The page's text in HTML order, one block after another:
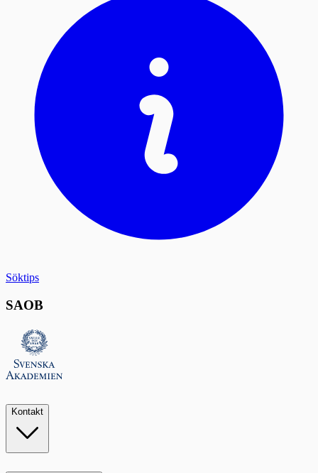
Söktips
SAOB
Kontakt